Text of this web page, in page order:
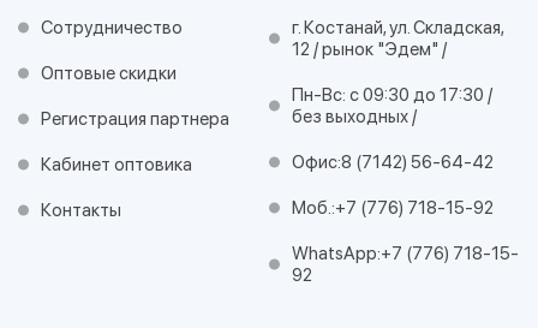
Сотрудничество
Оптовые скидки
Регистрация партнера
Кабинет оптовика
Контакты
г. Костанай, ул. Складская,
12 / рынок "Эдем" /
Пн-Вс: с 09:30 до 17:30 /
без выходных /
Офис:8 (7142) 56-64-42
Моб.:+7 (776) 718-15-92
WhatsApp:+7 (776) 718-15-
92